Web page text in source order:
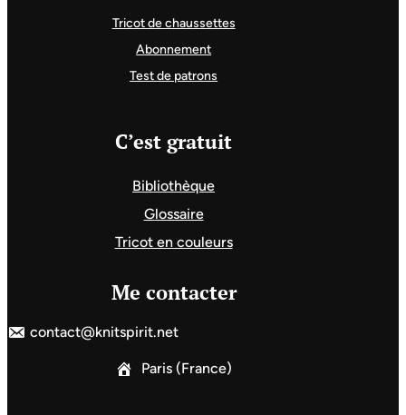
Tricot de chaussettes
Abonnement
Test de patrons
C’est gratuit
Bibliothèque
Glossaire
Tricot en couleurs
Me contacter
contact@knitspirit.net
Paris (France)